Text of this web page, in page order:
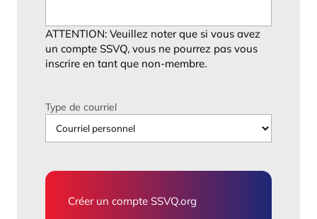
ATTENTION: Veuillez noter que si vous avez
un compte SSVQ, vous ne pourrez pas vous
inscrire en tant que non-membre.
Type de courriel
Créer un compte SSVQ.org